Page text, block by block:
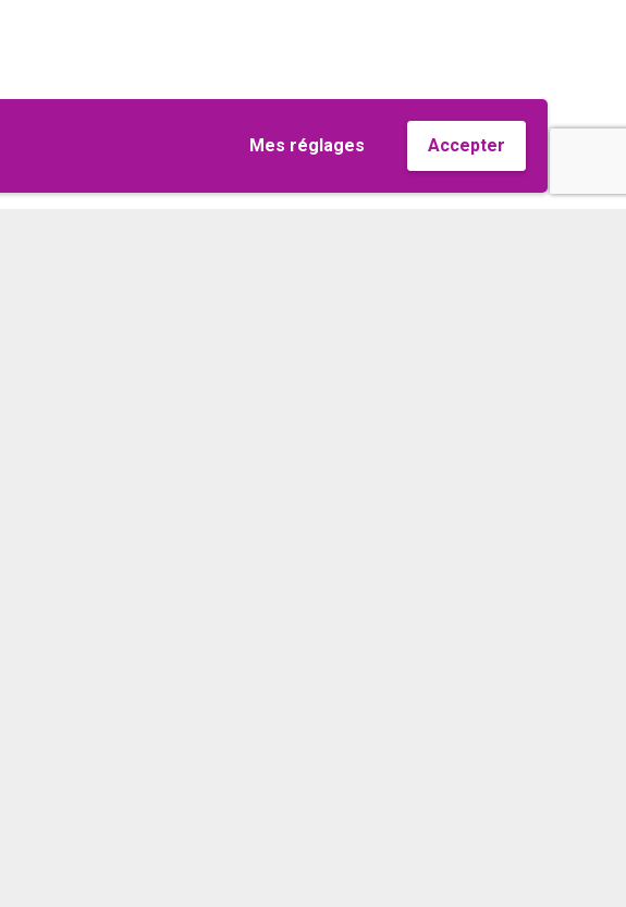
Mes réglages Accepter